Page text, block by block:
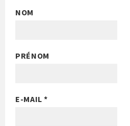
NOM
PRÉNOM
E-MAIL*